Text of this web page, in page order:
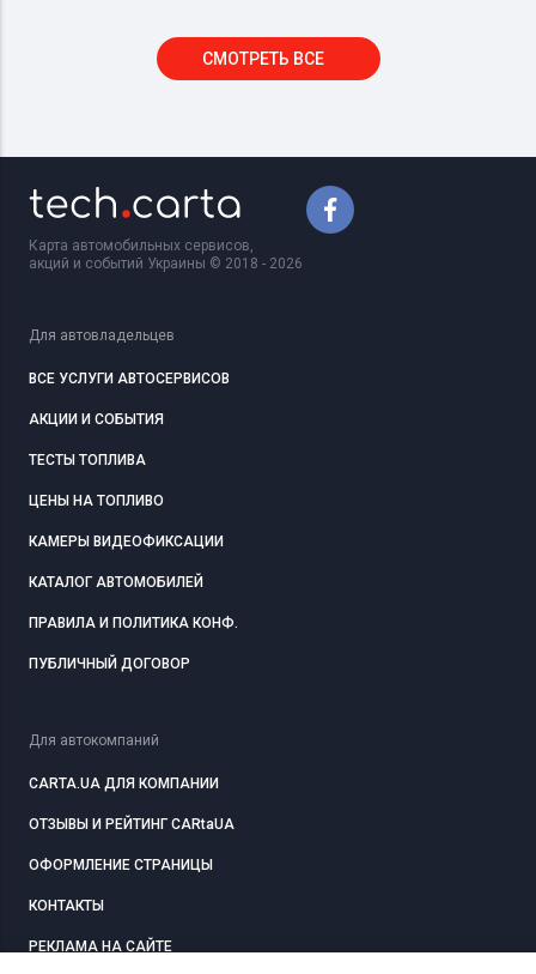
СМОТРЕТЬ ВСЕ
Карта автомобильных сервисов,
акций и событий Украины © 2018 - 2026
Для автовладельцев
ВСЕ УСЛУГИ АВТОСЕРВИСОВ
АКЦИИ И СОБЫТИЯ
ТЕСТЫ ТОПЛИВА
ЦЕНЫ НА ТОПЛИВО
КАМЕРЫ ВИДЕОФИКСАЦИИ
КАТАЛОГ АВТОМОБИЛЕЙ
ПРАВИЛА И ПОЛИТИКА КОНФ.
ПУБЛИЧНЫЙ ДОГОВОР
Для автокомпаний
CARTA.UA ДЛЯ КОМПАНИИ
ОТЗЫВЫ И РЕЙТИНГ CARtaUA
ОФОРМЛЕНИЕ СТРАНИЦЫ
КОНТАКТЫ
РЕКЛАМА НА САЙТЕ